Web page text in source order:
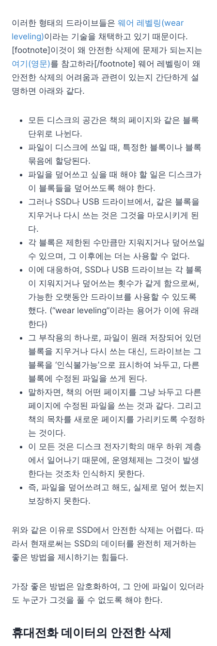
이러한 형태의 드라이브들은 웨어 레벨링(wear
leveling)이라는 기술을 채택하고 있기 때문이다.
[footnote]이것이 왜 안전한 삭제에 문제가 되는지는
여기(영문)를 참고하라[/footnote] 웨어 레벨링이 왜
안전한 삭제의 어려움과 관련이 있는지 간단하게 설
명하면 아래와 같다.
모든 디스크의 공간은 책의 페이지와 같은 블록
단위로 나뉜다.
파일이 디스크에 쓰일 때, 특정한 블록이나 블록
묶음에 할당된다.
파일을 덮어쓰고 싶을 때 해야 할 일은 디스크가
이 블록들을 덮어쓰도록 해야 한다.
그러나 SSD나 USB 드라이브에서, 같은 블록을
지우거나 다시 쓰는 것은 그것을 마모시키게 된
다.
각 블록은 제한된 수만큼만 지워지거나 덮어쓰일
수 있으며, 그 이후에는 더는 사용할 수 없다.
이에 대응하여, SSD나 USB 드라이브는 각 블록
이 지워지거나 덮어쓰는 횟수가 같게 함으로써,
가능한 오랫동안 드라이브를 사용할 수 있도록
했다. (“wear leveling”이라는 용어가 이에 유래
한다)
그 부작용의 하나로, 파일이 원래 저장되어 있던
블록을 지우거나 다시 쓰는 대신, 드라이브는 그
블록을 ‘인식불가능’으로 표시하여 놔두고, 다른
블록에 수정된 파일을 쓰게 된다.
말하자면, 책의 어떤 페이지를 그냥 놔두고 다른
페이지에 수정된 파일을 쓰는 것과 같다. 그리고
책의 목차를 새로운 페이지를 가리키도록 수정하
는 것이다.
이 모든 것은 디스크 전자기학의 매우 하위 계층
에서 일어나기 때문에, 운영체제는 그것이 발생
한다는 것조차 인식하지 못한다.
즉, 파일을 덮어쓰려고 해도, 실제로 덮어 썼는지
보장하지 못한다.
위와 같은 이유로 SSD에서 안전한 삭제는 어렵다. 따
라서 현재로써는 SSD의 데이터를 완전히 제거하는
좋은 방법을 제시하기는 힘들다.
가장 좋은 방법은 암호화하여, 그 안에 파일이 있더라
도 누군가 그것을 풀 수 없도록 해야 한다.
휴대전화 데이터의 안전한 삭제